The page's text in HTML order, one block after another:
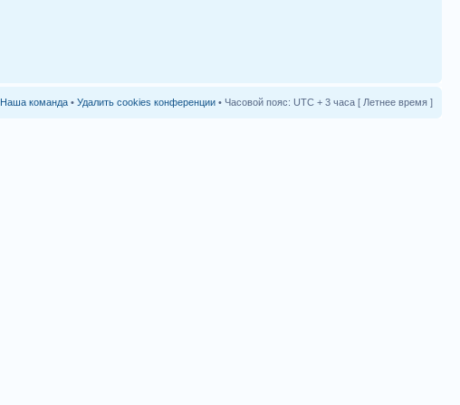
Наша команда • Удалить cookies конференции • Часовой пояс: UTC + 3 часа [ Летнее время ]